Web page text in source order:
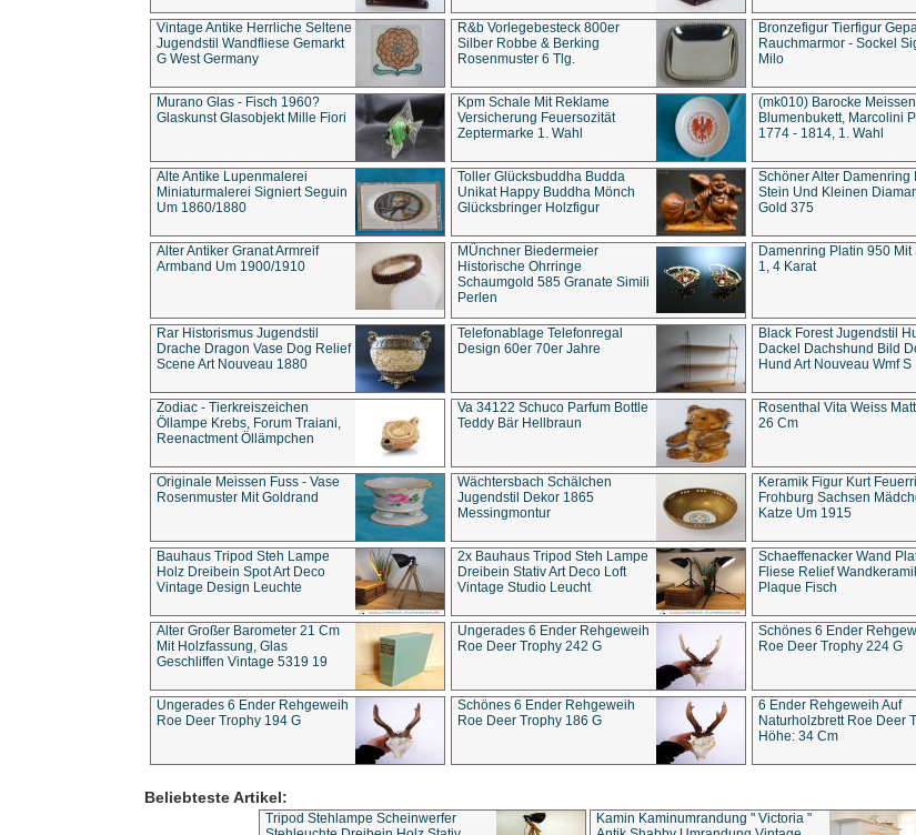
Vintage Antike Herrliche Seltene
Jugendstil Wandfliese Gemarkt
G West Germany
R&b Vorlegebesteck 800er
Silber Robbe & Berking
Rosenmuster 6 Tlg.
Bronzefigur Tierfigur
Rauchmarmor - Sockel
Milo
Murano Glas - Fisch 1960?
Glaskunst Glasobjekt Mille Fiori
Kpm Schale Mit Reklame
Versicherung Feuersozität
Zeptermarke 1. Wahl
(mk010) Barocke
Blumenbukett, Marcolini
1774 - 1814, 1. Wahl
Alte Antike Lupenmalerei
Miniaturmalerei Signiert Seguin
Um 1860/1880
Toller Glücksbuddha Budda
Unikat Happy Buddha Mönch
Glücksbringer Holzfigur
Schöner Alter Damenring
Stein Und Kleinen
Gold 375
Alter Antiker Granat Armreif
Armband Um 1900/1910
MÜnchner Biedermeier
Historische Ohrringe
Schaumgold 585 Granate Simili
Perlen
Damenring Platin 950 Mit
1, 4 Karat
Rar Historismus Jugendstil
Drache Dragon Vase Dog Relief
Scene Art Nouveau 1880
Telefonablage Telefonregal
Design 60er 70er Jahre
Black Forest Jugendstil
Dackel Dachshund Bild
Hund Art Nouveau Wmf S
Zodiac - Tierkreiszeichen
Öllampe Krebs, Forum Traiani,
Reenactment Öllämpchen
Va 34122 Schuco Parfum Bottle
Teddy Bär Hellbraun
Rosenthal Vita Weiss
26 Cm
Originale Meissen Fuss - Vase
Rosenmuster Mit Goldrand
Wächtersbach Schälchen
Jugendstil Dekor 1865
Messingmontur
Keramik Figur Kurt
Frohburg Sachsen
Katze Um 1915
Bauhaus Tripod Steh Lampe
Holz Dreibein Spot Art Deco
Vintage Design Leuchte
2x Bauhaus Tripod Steh Lampe
Dreibein Stativ Art Deco Loft
Vintage Studio Leucht
Schaeffenacker Wand
Fliese Relief
Plaque Fisch
Alter Großer Barometer 21 Cm
Mit Holzfassung, Glas
Geschliffen Vintage 5319 19
Ungerades 6 Ender Rehgeweih
Roe Deer Trophy 242 G
Schönes 6 Ender
Roe Deer Trophy 224 G
Ungerades 6 Ender Rehgeweih
Roe Deer Trophy 194 G
Schönes 6 Ender Rehgeweih
Roe Deer Trophy 186 G
6 Ender Rehgeweih Auf
Naturholzbrett Roe Deer
Höhe: 34 Cm
Beliebteste Artikel:
Tripod Stehlampe Scheinwerfer
Kamin Kaminumrandung " Victoria "